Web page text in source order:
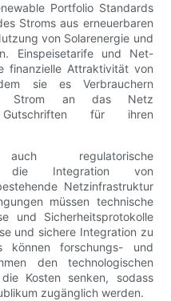
Portfolio Standards
Stroms aus erneuerbaren
von Solarenergie und
Einspeisetarife und Net-
finanzielle Attraktivität von
sie es Verbrauchern
Strom an das Netz
für ihren
regulatorische
die Integration von
Netzinfrastruktur
müssen technische
und Sicherheitsprotokolle
und sichere Integration zu
können forschungs- und
den technologischen
Kosten senken, sodass
zugänglich werden.